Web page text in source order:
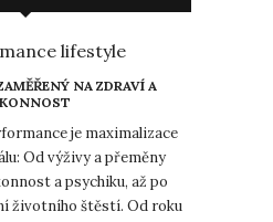
NA ZDRAVÍ A
je maximalizace
Od výživy a přeměny
a psychiku, až po
životního štěstí. Od roku